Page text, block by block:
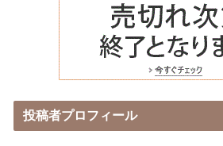
投稿者プロフィール